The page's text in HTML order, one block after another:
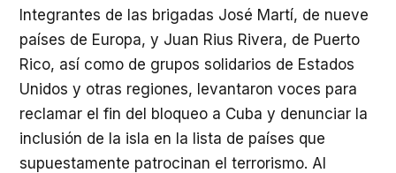
Integrantes de las brigadas José Martí, de nueve
países de Europa, y Juan Rius Rivera, de Puerto
Rico, así como de grupos solidarios de Estados
Unidos y otras regiones, levantaron voces para
reclamar el fin del bloqueo a Cuba y denunciar la
inclusión de la isla en la lista de países que
supuestamente patrocinan el terrorismo. Al